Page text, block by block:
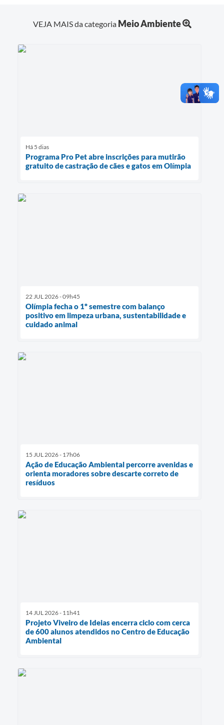
VEJA MAIS da categoria Meio Ambiente
Há 5 dias
Programa Pro Pet abre inscrições para mutirão
gratuito de castração de cães e gatos em Olímpia
22 JUL 2026 - 09h45
Olímpia fecha o 1º semestre com balanço
positivo em limpeza urbana, sustentabilidade e
cuidado animal
15 JUL 2026 - 17h06
Ação de Educação Ambiental percorre avenidas e
orienta moradores sobre descarte correto de
resíduos
14 JUL 2026 - 11h41
Projeto Viveiro de Ideias encerra ciclo com cerca
de 600 alunos atendidos no Centro de Educação
Ambiental